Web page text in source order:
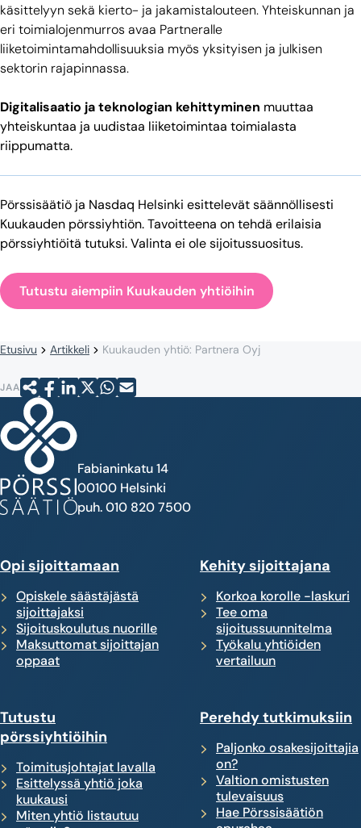
käsittelyyn sekä kierto- ja jakamistalouteen. Yhteiskunnan ja
eri toimialojenmurros avaa Partneralle
liiketoimintamahdollisuuksia myös yksityisen ja julkisen
sektorin rajapinnassa.
Digitalisaatio ja teknologian kehittyminen muuttaa
yhteiskuntaa ja uudistaa liiketoimintaa toimialasta
riippumatta.
Pörssisäätiö ja Nasdaq Helsinki esittelevät säännöllisesti
Kuukauden pörssiyhtiön. Tavoitteena on tehdä erilaisia
pörssiyhtiöitä tutuksi. Valinta ei ole sijoitussuositus.
Tutustu aiempiin Kuukauden yhtiöihin
Etusivu Artikkeli Kuukauden yhtiö: Partnera Oyj
JAA
Fabianinkatu 14
00100 Helsinki
puh. 010 820 7500
Opi sijoittamaan
Opiskele säästäjästä
sijoittajaksi
Sijoituskoulutus nuorille
Maksuttomat sijoittajan
oppaat
Kehity sijoittajana
Korkoa korolle -laskuri
Tee oma
sijoitussuunnitelma
Työkalu yhtiöiden
vertailuun
Tutustu
pörssiyhtiöihin
Toimitusjohtajat lavalla
Esittelyssä yhtiö joka
kuukausi
Miten yhtiö listautuu
Perehdy tutkimuksiin
Paljonko osakesijoittajia
on?
Valtion omistusten
tulevaisuus
Hae Pörssisäätiön